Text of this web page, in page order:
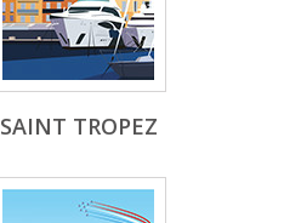
SAINT TROPEZ